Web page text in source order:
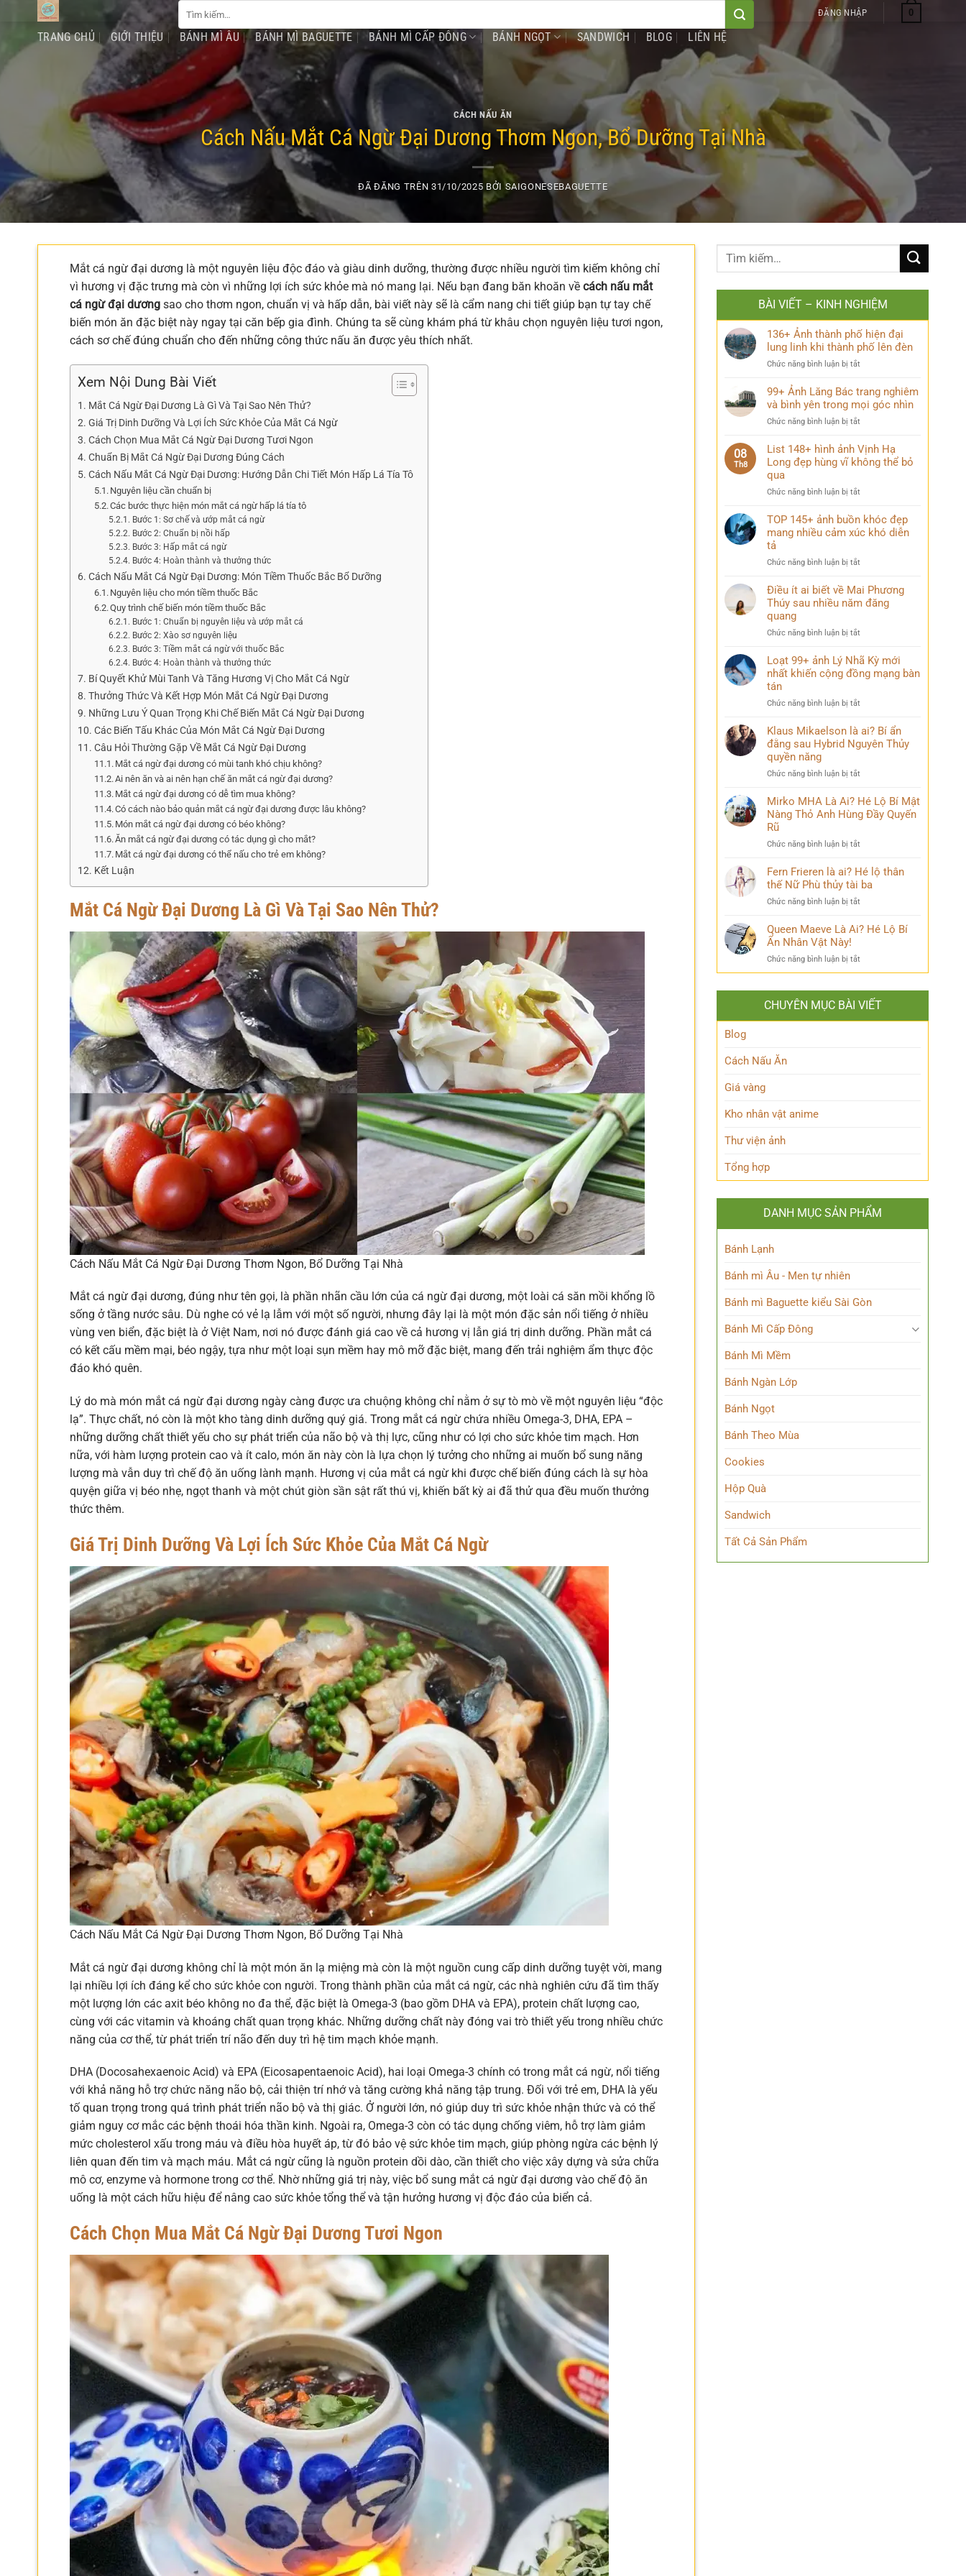
dung
Tìm
kiếm:
ĐĂNG NHẬP 0
TRANG CHỦ GIỚI THIỆU BÁNH MÌ ÂU BÁNH MÌ BAGUETTE BÁNH MÌ CẤP ĐÔNG BÁNH NGỌT SANDWICH BLOG LIÊN HỆ
CÁCH NẤU ĂN
Cách Nấu Mắt Cá Ngừ Đại Dương Thơm Ngon, Bổ Dưỡng Tại Nhà
ĐÃ ĐĂNG TRÊN 31/10/2025 BỞISAIGONESEBAGUETTE
Mắt cá ngừ đại dương là một nguyên liệu độc đáo và giàu dinh dưỡng, thường được nhiều người tìm kiếm không chỉ
vì hương vị đặc trưng mà còn vì những lợi ích sức khỏe mà nó mang lại. Nếu bạn đang băn khoăn về cách nấu mắt
cá ngừ đại dương sao cho thơm ngon, chuẩn vị và hấp dẫn, bài viết này sẽ là cẩm nang chi tiết giúp bạn tự tay chế
biến món ăn đặc biệt này ngay tại căn bếp gia đình. Chúng ta sẽ cùng khám phá từ khâu chọn nguyên liệu tươi ngon,
cách sơ chế đúng chuẩn cho đến những công thức nấu ăn được yêu thích nhất.
Xem Nội Dung Bài Viết
Mắt Cá Ngừ Đại Dương Là Gì Và Tại Sao Nên Thử?
Giá Trị Dinh Dưỡng Và Lợi Ích Sức Khỏe Của Mắt Cá Ngừ
Cách Chọn Mua Mắt Cá Ngừ Đại Dương Tươi Ngon
Chuẩn Bị Mắt Cá Ngừ Đại Dương Đúng Cách
Cách Nấu Mắt Cá Ngừ Đại Dương: Hướng Dẫn Chi Tiết Món Hấp Lá Tía Tô
Nguyên liệu cần chuẩn bị
Các bước thực hiện món mắt cá ngừ hấp lá tía tô
Bước 1: Sơ chế và ướp mắt cá ngừ
Bước 2: Chuẩn bị nồi hấp
Bước 3: Hấp mắt cá ngừ
Bước 4: Hoàn thành và thưởng thức
Cách Nấu Mắt Cá Ngừ Đại Dương: Món Tiềm Thuốc Bắc Bổ Dưỡng
Nguyên liệu cho món tiềm thuốc Bắc
Quy trình chế biến món tiềm thuốc Bắc
Bước 1: Chuẩn bị nguyên liệu và ướp mắt cá
Bước 2: Xào sơ nguyên liệu
Bước 3: Tiềm mắt cá ngừ với thuốc Bắc
Bước 4: Hoàn thành và thưởng thức
Bí Quyết Khử Mùi Tanh Và Tăng Hương Vị Cho Mắt Cá Ngừ
Thưởng Thức Và Kết Hợp Món Mắt Cá Ngừ Đại Dương
Những Lưu Ý Quan Trọng Khi Chế Biến Mắt Cá Ngừ Đại Dương
Các Biến Tấu Khác Của Món Mắt Cá Ngừ Đại Dương
Câu Hỏi Thường Gặp Về Mắt Cá Ngừ Đại Dương
Mắt cá ngừ đại dương có mùi tanh khó chịu không?
Ai nên ăn và ai nên hạn chế ăn mắt cá ngừ đại dương?
Mắt cá ngừ đại dương có dễ tìm mua không?
Có cách nào bảo quản mắt cá ngừ đại dương được lâu không?
Món mắt cá ngừ đại dương có béo không?
Ăn mắt cá ngừ đại dương có tác dụng gì cho mắt?
Mắt cá ngừ đại dương có thể nấu cho trẻ em không?
Kết Luận
Mắt Cá Ngừ Đại Dương Là Gì Và Tại Sao Nên Thử?
Cách Nấu Mắt Cá Ngừ Đại Dương Thơm Ngon, Bổ Dưỡng Tại Nhà
Mắt cá ngừ đại dương, đúng như tên gọi, là phần nhãn cầu lớn của cá ngừ đại dương, một loài cá săn mồi khổng lồ
sống ở tầng nước sâu. Dù nghe có vẻ lạ lẫm với một số người, nhưng đây lại là một món đặc sản nổi tiếng ở nhiều
vùng ven biển, đặc biệt là ở Việt Nam, nơi nó được đánh giá cao về cả hương vị lẫn giá trị dinh dưỡng. Phần mắt cá
có kết cấu mềm mại, béo ngậy, tựa như một loại sụn mềm hay mô mỡ đặc biệt, mang đến trải nghiệm ẩm thực độc
đáo khó quên.
Lý do mà món mắt cá ngừ đại dương ngày càng được ưa chuộng không chỉ nằm ở sự tò mò về một nguyên liệu “độc
lạ”. Thực chất, nó còn là một kho tàng dinh dưỡng quý giá. Trong mắt cá ngừ chứa nhiều Omega-3, DHA, EPA –
những dưỡng chất thiết yếu cho sự phát triển của não bộ và thị lực, cũng như có lợi cho sức khỏe tim mạch. Hơn
nữa, với hàm lượng protein cao và ít calo, món ăn này còn là lựa chọn lý tưởng cho những ai muốn bổ sung năng
lượng mà vẫn duy trì chế độ ăn uống lành mạnh. Hương vị của mắt cá ngừ khi được chế biến đúng cách là sự hòa
quyện giữa vị béo nhẹ, ngọt thanh và một chút giòn sần sật rất thú vị, khiến bất kỳ ai đã thử qua đều muốn thưởng
thức thêm.
Giá Trị Dinh Dưỡng Và Lợi Ích Sức Khỏe Của Mắt Cá Ngừ
Cách Nấu Mắt Cá Ngừ Đại Dương Thơm Ngon, Bổ Dưỡng Tại Nhà
Mắt cá ngừ đại dương không chỉ là một món ăn lạ miệng mà còn là một nguồn cung cấp dinh dưỡng tuyệt vời, mang
lại nhiều lợi ích đáng kể cho sức khỏe con người. Trong thành phần của mắt cá ngừ, các nhà nghiên cứu đã tìm thấy
một lượng lớn các axit béo không no đa thể, đặc biệt là Omega-3 (bao gồm DHA và EPA), protein chất lượng cao,
cùng với các vitamin và khoáng chất quan trọng khác. Những dưỡng chất này đóng vai trò thiết yếu trong nhiều chức
năng của cơ thể, từ phát triển trí não đến duy trì hệ tim mạch khỏe mạnh.
DHA (Docosahexaenoic Acid) và EPA (Eicosapentaenoic Acid), hai loại Omega-3 chính có trong mắt cá ngừ, nổi tiếng
với khả năng hỗ trợ chức năng não bộ, cải thiện trí nhớ và tăng cường khả năng tập trung. Đối với trẻ em, DHA là yếu
tố quan trọng trong quá trình phát triển não bộ và thị giác. Ở người lớn, nó giúp duy trì sức khỏe nhận thức và có thể
giảm nguy cơ mắc các bệnh thoái hóa thần kinh. Ngoài ra, Omega-3 còn có tác dụng chống viêm, hỗ trợ làm giảm
mức cholesterol xấu trong máu và điều hòa huyết áp, từ đó bảo vệ sức khỏe tim mạch, giúp phòng ngừa các bệnh lý
liên quan đến tim và mạch máu. Mắt cá ngừ cũng là nguồn protein dồi dào, cần thiết cho việc xây dựng và sửa chữa
mô cơ, enzyme và hormone trong cơ thể. Nhờ những giá trị này, việc bổ sung mắt cá ngừ đại dương vào chế độ ăn
uống là một cách hữu hiệu để nâng cao sức khỏe tổng thể và tận hưởng hương vị độc đáo của biển cả.
Cách Chọn Mua Mắt Cá Ngừ Đại Dương Tươi Ngon
BÀI VIẾT – KINH NGHIỆM
136+ Ảnh thành phố hiện đại
lung linh khi thành phố lên đèn
Chức năng bình luận bị tắt
Ảnh
thành
phố
hiện
lung
linh
phố
đèn
99+ Ảnh Lăng Bác trang nghiêm
và bình yên trong mọi góc nhìn
Chức năng bình luận bị tắt
Ảnh
Lăng
nghiêm
bình
yên
góc
08
Th8
List 148+ hình ảnh Vịnh Hạ
Long đẹp hùng vĩ không thể bỏ
qua
Chức năng bình luận bị tắt
148+
hình
Hạ
đẹp
hùng
thể
qua
TOP 145+ ảnh buồn khóc đẹp
mang nhiều cảm xúc khó diễn
tả
Chức năng bình luận bị tắt
145+
ảnh
đẹp
nhiều
cảm
diễn
Điều ít ai biết về Mai Phương
Thúy sau nhiều năm đăng
quang
Chức năng bình luận bị tắt
ít
biết
Mai
Thúy
sau
đăng
Loạt 99+ ảnh Lý Nhã Kỳ mới
nhất khiến cộng đồng mạng bàn
tán
Chức năng bình luận bị tắt
99+
Lý
Kỳ
nhất
khiến
mạng
tán
Klaus Mikaelson là ai? Bí ẩn
đằng sau Hybrid Nguyên Thủy
quyền năng
Chức năng bình luận bị tắt
Mikaelson
ai?
ẩn
sau
Hybrid
Thủy
năng
Mirko MHA Là Ai? Hé Lộ Bí Mật
Nàng Thỏ Anh Hùng Đầy Quyến
Rũ
Chức năng bình luận bị tắt
MHA
Là
Hé
Bí
Hùng
Đầy
Fern Frieren là ai? Hé lộ thân
thế Nữ Phù thủy tài ba
Chức năng bình luận bị tắt
Frieren
Hé
lộ
thế
Nữ
Phù
Queen Maeve Là Ai? Hé Lộ Bí
Ẩn Nhân Vật Này!
Chức năng bình luận bị tắt
Queen
Ai?
Hé
CHUYÊN MỤC BÀI VIẾT
Blog
Cách Nấu Ăn
Giá vàng
Kho nhân vật anime
Thư viện ảnh
Tổng hợp
DANH MỤC SẢN PHẨM
Bánh Lạnh
Bánh mì Âu - Men tự nhiên
Bánh mì Baguette kiểu Sài Gòn
Bánh Mì Cấp Đông
Bánh Mì Mềm
Bánh Ngàn Lớp
Bánh Ngọt
Bánh Theo Mùa
Cookies
Hộp Quà
Sandwich
Tất Cả Sản Phẩm